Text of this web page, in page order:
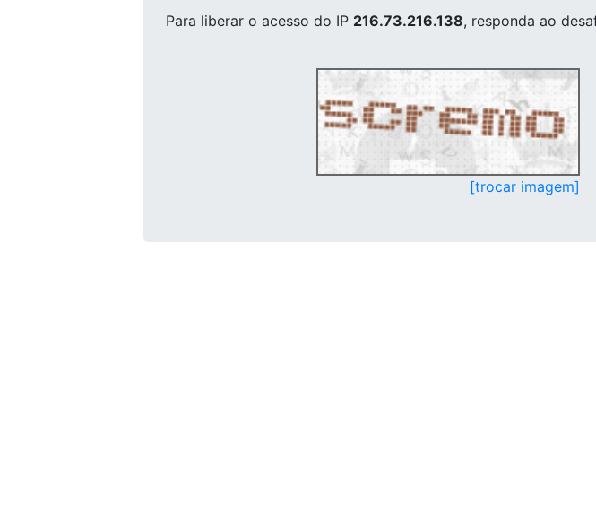
Para liberar o acesso do IP 216.73.216.138, responda ao
[trocar imagem]